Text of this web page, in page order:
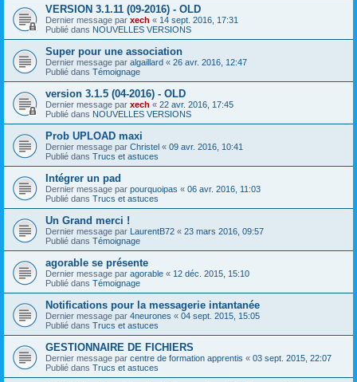
VERSION 3.1.11 (09-2016) - OLD
Dernier message par xech « 14 sept. 2016, 17:31
Publié dans NOUVELLES VERSIONS
Super pour une association
Dernier message par algaillard « 26 avr. 2016, 12:47
Publié dans Témoignage
version 3.1.5 (04-2016) - OLD
Dernier message par xech « 22 avr. 2016, 17:45
Publié dans NOUVELLES VERSIONS
Prob UPLOAD maxi
Dernier message par Christel « 09 avr. 2016, 10:41
Publié dans Trucs et astuces
Intégrer un pad
Dernier message par pourquoipas « 06 avr. 2016, 11:03
Publié dans Trucs et astuces
Un Grand merci !
Dernier message par LaurentB72 « 23 mars 2016, 09:57
Publié dans Témoignage
agorable se présente
Dernier message par agorable « 12 déc. 2015, 15:10
Publié dans Témoignage
Notifications pour la messagerie intantanée
Dernier message par 4neurones « 04 sept. 2015, 15:05
Publié dans Trucs et astuces
GESTIONNAIRE DE FICHIERS
Dernier message par centre de formation apprentis « 03 sept. 2015, 22:07
Publié dans Trucs et astuces